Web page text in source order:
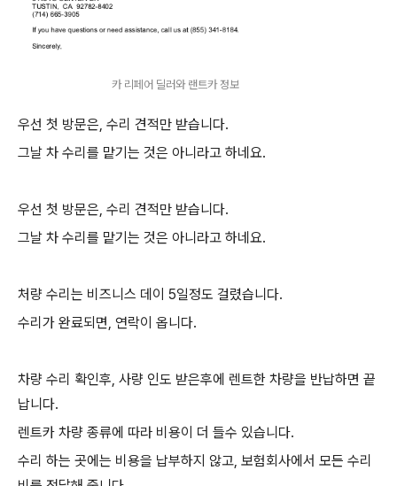
카 리페어 딜러와 랜트카 정보
우선 첫 방문은, 수리 견적만 받습니다.
그날 차 수리를 맡기는 것은 아니라고 하네요.
우선 첫 방문은, 수리 견적만 받습니다.
그날 차 수리를 맡기는 것은 아니라고 하네요.
처량 수리는 비즈니스 데이 5일정도 걸렸습니다.
수리가 완료되면, 연락이 옵니다.
차량 수리 확인후, 사량 인도 받은후에 렌트한 차량을 반납하면 끝
납니다.
렌트카 차량 종류에 따라 비용이 더 들수 있습니다.
수리 하는 곳에는 비용을 납부하지 않고, 보험회사에서 모든 수리